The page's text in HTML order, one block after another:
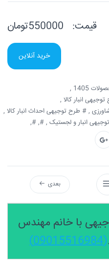
قیمت:
خرید آنلاین
1405 ,
انبار کالا ,
, # طرح توجیهی احداث انبار کالا ,
انبار و لجستیک , #,
#,
بعدی
با خانم مهندس
(09015516984)